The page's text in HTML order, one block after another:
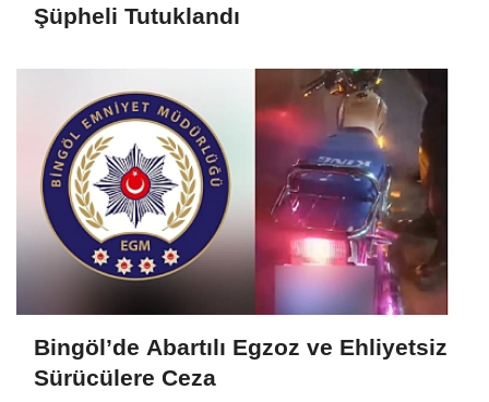
Şüpheli Tutuklandı
Bingöl’de Abartılı Egzoz ve Ehliyetsiz
Sürücülere Ceza